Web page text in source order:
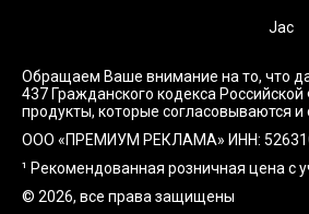
Jac
Обращаем Ваше внимание на то, что
437 Гражданского кодекса
продукты, которые согласовываются и
ООО «ПРЕМИУМ РЕКЛАМА» ИНН:
¹ Рекомендованная розничная цена с
© 2026, все права защищены